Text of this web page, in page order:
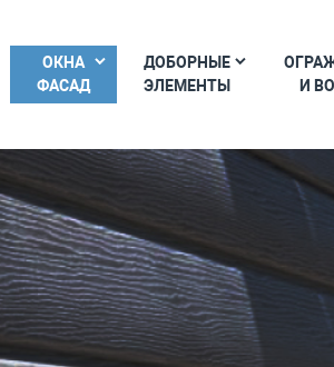
ОКНА
ФАСАД
ДОБОРНЫЕ
ЭЛЕМЕНТЫ
И